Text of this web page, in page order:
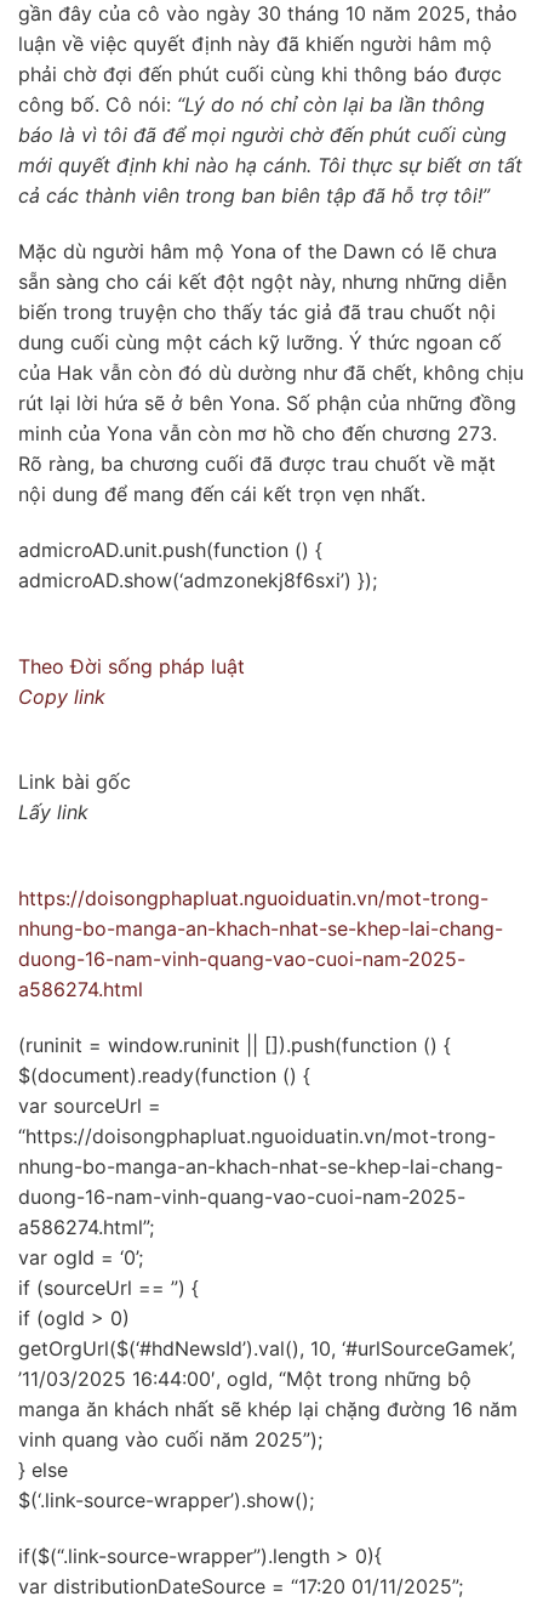
gần đây của cô vào ngày 30 tháng 10 năm 2025, thảo
luận về việc quyết định này đã khiến người hâm mộ
phải chờ đợi đến phút cuối cùng khi thông báo được
công bố. Cô nói: “Lý do nó chỉ còn lại ba lần thông
báo là vì tôi đã để mọi người chờ đến phút cuối cùng
mới quyết định khi nào hạ cánh. Tôi thực sự biết ơn tất
cả các thành viên trong ban biên tập đã hỗ trợ tôi!”
Mặc dù người hâm mộ Yona of the Dawn có lẽ chưa
sẵn sàng cho cái kết đột ngột này, nhưng những diễn
biến trong truyện cho thấy tác giả đã trau chuốt nội
dung cuối cùng một cách kỹ lưỡng. Ý thức ngoan cố
của Hak vẫn còn đó dù dường như đã chết, không chịu
rút lại lời hứa sẽ ở bên Yona. Số phận của những đồng
minh của Yona vẫn còn mơ hồ cho đến chương 273.
Rõ ràng, ba chương cuối đã được trau chuốt về mặt
nội dung để mang đến cái kết trọn vẹn nhất.
admicroAD.unit.push(function () {
admicroAD.show(‘admzonekj8f6sxi’) });
TheoĐời sống pháp luật
Copy link
Link bài gốc
Lấy link
https://doisongphapluat.nguoiduatin.vn/mot-trong-
nhung-bo-manga-an-khach-nhat-se-khep-lai-chang-
duong-16-nam-vinh-quang-vao-cuoi-nam-2025-
a586274.html
(runinit = window.runinit || []).push(function () {
$(document).ready(function () {
var sourceUrl =
“https://doisongphapluat.nguoiduatin.vn/mot-trong-
nhung-bo-manga-an-khach-nhat-se-khep-lai-chang-
duong-16-nam-vinh-quang-vao-cuoi-nam-2025-
a586274.html”;
var ogId = ‘0’;
if (sourceUrl == ”) {
if (ogId > 0)
getOrgUrl($(‘#hdNewsId’).val(), 10, ‘#urlSourceGamek’,
’11/03/2025 16:44:00′, ogId, “Một trong những bộ
manga ăn khách nhất sẽ khép lại chặng đường 16 năm
vinh quang vào cuối năm 2025”);
} else
$(‘.link-source-wrapper’).show();
if($(“.link-source-wrapper”).length > 0){
var distributionDateSource = “17:20 01/11/2025”;